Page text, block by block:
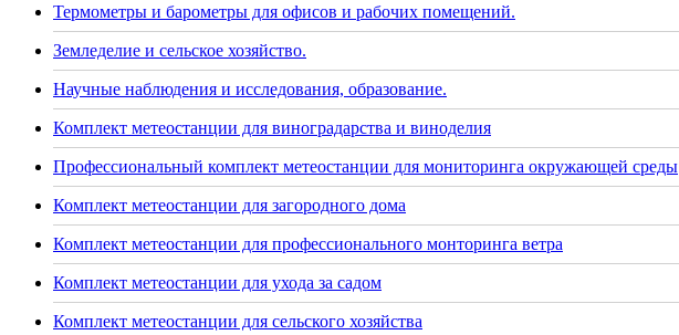
Термометры и барометры для офисов и рабочих помещений.
Земледелие и сельское хозяйство.
Научные наблюдения и исследования, образование.
Комплект метеостанции для виноградарства и виноделия
Профессиональный комплект метеостанции для мониторинга окружающей среды
Комплект метеостанции для загородного дома
Комплект метеостанции для профессионального монторинга ветра
Комплект метеостанции для ухода за садом
Комплект метеостанции для сельского хозяйства